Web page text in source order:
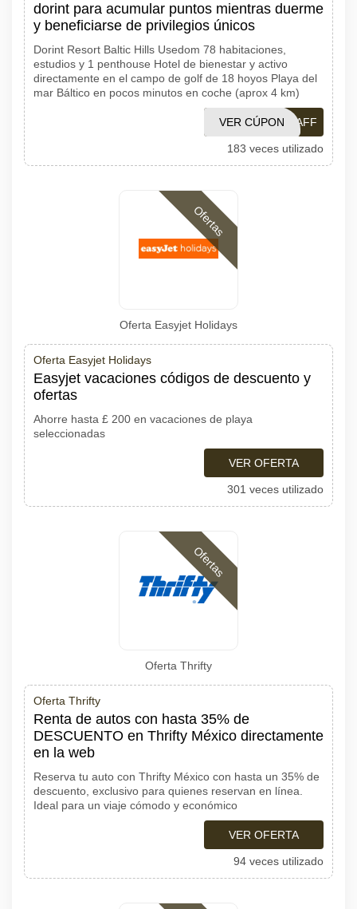
dorint para acumular puntos mientras duerme
y beneficiarse de privilegios únicos
Dorint Resort Baltic Hills Usedom 78 habitaciones,
estudios y 1 penthouse Hotel de bienestar y activo
directamente en el campo de golf de 18 hoyos Playa del
mar Báltico en pocos minutos en coche (aprox 4 km)
DLC250_AFF
VER CÚPON
183 veces utilizado
Ofertas
Oferta Easyjet Holidays
Oferta Easyjet Holidays
Easyjet vacaciones códigos de descuento y
ofertas
Ahorre hasta £ 200 en vacaciones de playa
seleccionadas
VER OFERTA
301 veces utilizado
Ofertas
Oferta Thrifty
Oferta Thrifty
Renta de autos con hasta 35% de
DESCUENTO en Thrifty México directamente
en la web
Reserva tu auto con Thrifty México con hasta un 35% de
descuento, exclusivo para quienes reservan en línea.
Ideal para un viaje cómodo y económico
VER OFERTA
94 veces utilizado